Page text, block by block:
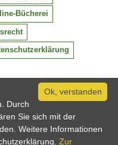
Bücherei
Ok, verstanden
Durch
Sie sich mit der
Weitere Informationen
Zur